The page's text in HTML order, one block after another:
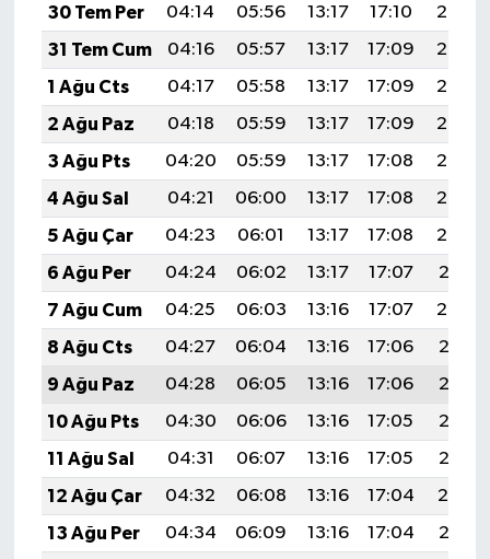
30 Tem Per
04:14 05:56 13:17 17:10
20:28
31 Tem Cum
04:16 05:57 13:17 17:09
20:27
1 Ağu Cts
04:17 05:58 13:17 17:09
20:26
2 Ağu Paz
04:18 05:59 13:17 17:09
20:25
3 Ağu Pts
04:20 05:59 13:17 17:08
20:24
4 Ağu Sal
04:21 06:00 13:17 17:08
20:23
5 Ağu Çar
04:23 06:01 13:17 17:08
20:22
6 Ağu Per
04:24 06:02 13:17 17:07
20:21
7 Ağu Cum
04:25 06:03 13:16 17:07
20:20
8 Ağu Cts
04:27 06:04 13:16 17:06
20:18
9 Ağu Paz
04:28 06:05 13:16 17:06
20:17
10 Ağu Pts
04:30 06:06 13:16 17:05
20:16
11 Ağu Sal
04:31 06:07 13:16 17:05
20:15
12 Ağu Çar
04:32 06:08 13:16 17:04
20:14
13 Ağu Per
04:34 06:09 13:16 17:04
20:12